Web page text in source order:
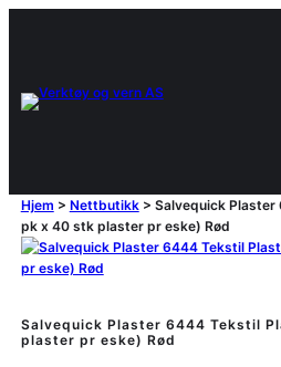
Hjem > Nettbutikk> Salvequick
pk x 40 stk plaster pr eske) Rød
Salvequick Plaster 6444 Tekstil
plaster pr eske) Rød